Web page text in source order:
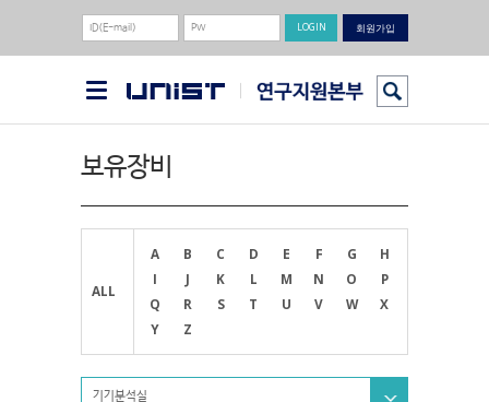
회원가입
보유장비
ALL
A B C D E F G
H
I
J K L M N O
P
Q
R S T U V W
X
Y
Z
기기분석실